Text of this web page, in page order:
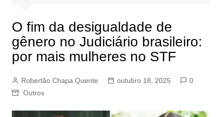
O fim da desigualdade de
gênero no Judiciário brasileiro:
por mais mulheres no STF
Robertão Chapa Quente outubro 18, 2025
0
Outros